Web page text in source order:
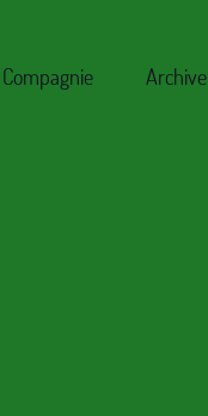
Compagnie Archive